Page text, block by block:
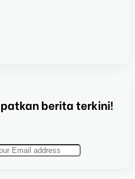
berita terkini!